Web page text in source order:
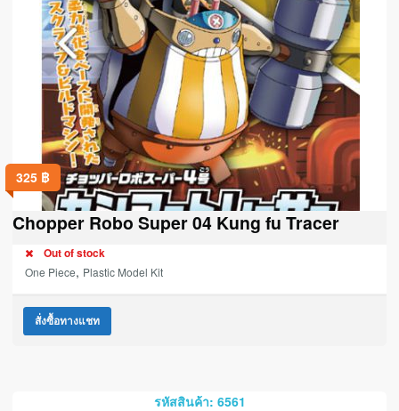
325 ฿
Chopper Robo Super 04 Kung fu Tracer
Out of stock
One Piece, Plastic Model Kit
สั่งซื้อทางแชท
รหัสสินค้า: 6561